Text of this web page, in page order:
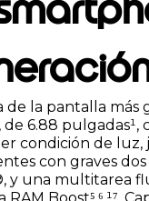
de la pantalla más
de 6.88 pulgadas¹,
condición de luz,
con graves
y una multitarea